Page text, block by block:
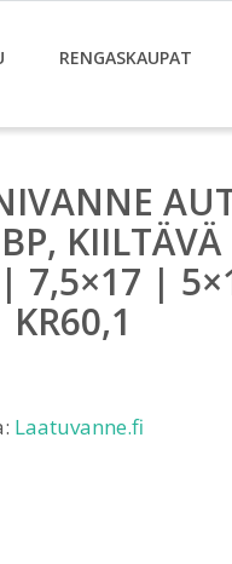
RENGASKAUPAT
KIILTÄVÄ
7,5×17 |
Laatuvanne.fi